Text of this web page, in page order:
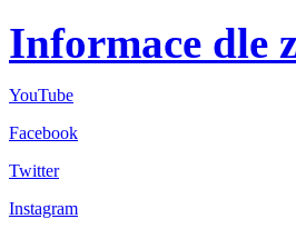
Informace dle
YouTube
Facebook
Twitter
Instagram